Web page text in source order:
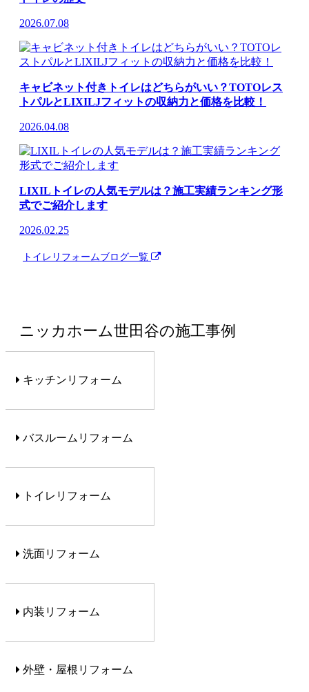
2026.07.08
キャビネット付きトイレはどちらがいい？TOTOレス
トパルとLIXILJフィットの収納力と価格を比較！
2026.04.08
LIXILトイレの人気モデルは？施工実績ランキング形
式でご紹介します
2026.02.25
トイレリフォームブログ一覧
ニッカホーム世田谷の施工事例
キッチンリフォーム
バスルームリフォーム
トイレリフォーム
洗面リフォーム
内装リフォーム
外壁・屋根リフォーム